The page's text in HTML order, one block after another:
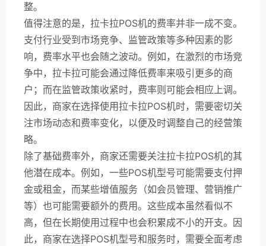
整。
值得注意的是，拉卡拉POS机的费率并非一成不变。
支付行业受到市场竞争、监管政策等多种因素的影
响，费率水平也会随之波动。例如，在激烈的市场竞
争中，拉卡拉可能会通过降低费率来吸引更多的商
户；而在监管政策收紧时，费率则可能会相应上调。
因此，商家在选择使用拉卡拉POS机时，需要密切关
注市场动态和费率变化，以便及时调整自己的经营策
略。
除了基础费率外，商家还需要关注拉卡拉POS机的其
他潜在成本。例如，一些POS机型号可能需要支付押
金或租金，而某些增值服务（如会员管理、营销推广
等）也可能需要额外的费用。这些成本虽然看似不
高，但在长期使用过程中也会积累成不小的开支。因
此，商家在选择POS机型号和服务时，需要全面考虑